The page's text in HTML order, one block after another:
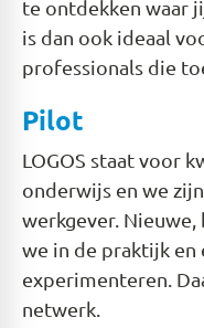
te ontdekken waar
is dan ook ideaal
professionals die
Pilot
LOGOS staat voor
onderwijs en we
werkgever.
we in de praktijk
experimenteren.
netwerk.